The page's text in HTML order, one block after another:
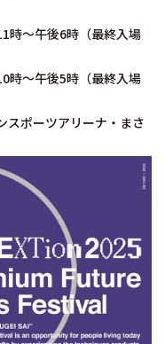
時～午後6時（最終入場
午後5時（最終入場
スポーツアリーナ・まさ